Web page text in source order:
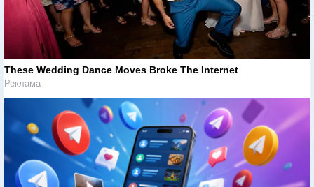
These Wedding Dance Moves Broke The Internet
Реклама